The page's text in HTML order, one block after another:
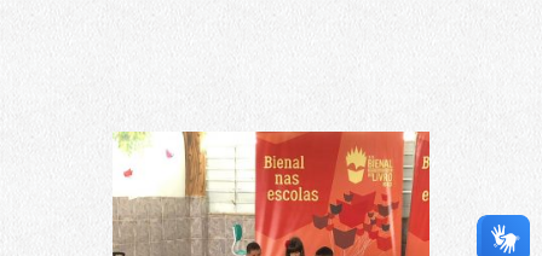
Bienal nas Escolas
A Bienal propriamente dita só acontece no